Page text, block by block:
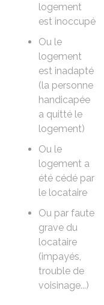
logement
est inoccupé
Ou le
logement
est inadapté
(la personne
handicapée
a quitté le
logement)
Ou le
logement a
été cédé par
le locataire
Ou par faute
grave du
locataire
(impayés,
trouble de
voisinage...)